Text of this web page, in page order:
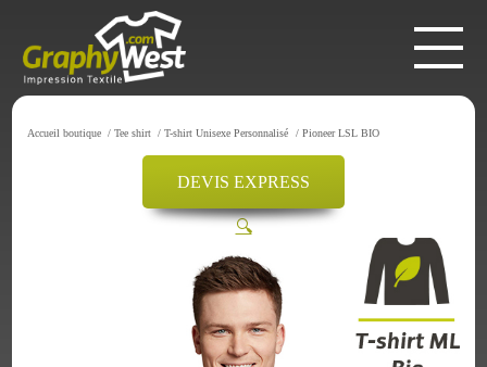
Accueil boutique / Tee shirt / T-shirt Unisexe Personnalisé / Pioneer LSL BIO
DEVIS EXPRESS
🔍